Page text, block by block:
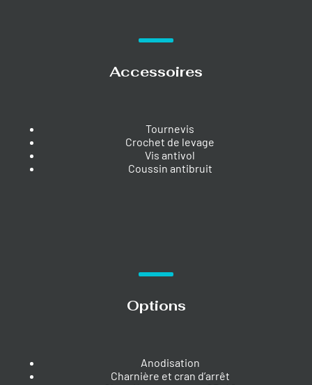
Accessoires
Tournevis
Crochet de levage
Vis antivol
Coussin antibruit
Options
Anodisation
Charnière et cran d’arrêt